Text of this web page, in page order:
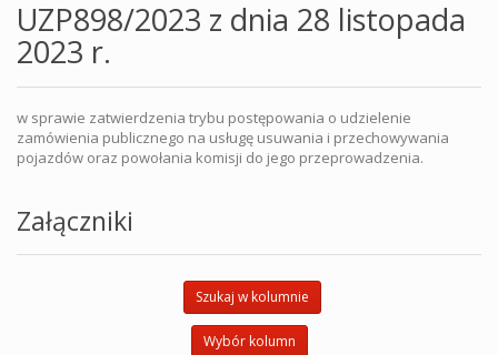
UZP898/2023 z dnia 28 listopada
2023 r.
w sprawie zatwierdzenia trybu postępowania o udzielenie
zamówienia publicznego na usługę usuwania i przechowywania
pojazdów oraz powołania komisji do jego przeprowadzenia.
Załączniki
Szukaj w kolumnie
Wybór kolumn